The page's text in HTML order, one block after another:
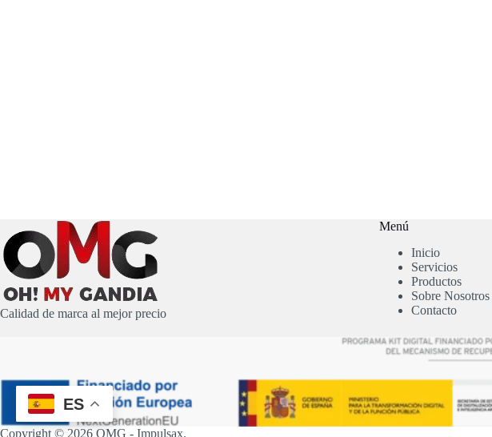
Calidad de marca al mejor precio
Menú
Inicio
Servicios
Productos
Sobre Nosotros
Contacto
Copyright © 2026 OMG - Impulsax.
ES